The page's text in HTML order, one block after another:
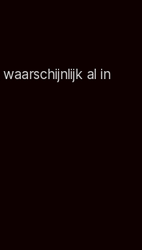
waarschijnlijk al in